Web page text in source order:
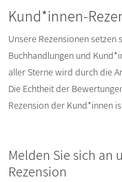
Kund*innen-
Unsere Rezensionen setzen
Buchhandlungen und
aller Sterne wird durch die
Die Echtheit der
Rezension der Kund*innen
Melden Sie sich an
Rezension